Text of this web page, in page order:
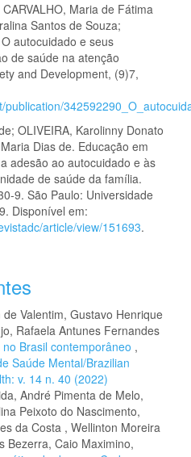
Maria de Fátima
Santos de Souza;
autocuidado e seus
de saúde na atenção
and Development, (9)7,
publication/
OLIVEIRA, Karolinny Donato
Dias de. Educação em
adesão ao autocuidado e às
de saúde da família.
9. São Paulo: Universidade
Disponível em:
article/view/151693.
Valentim, Gustavo Henrique
Rafaela Antunes Fernandes
Brasil contemporâneo ,
Saúde Mental/Brazilian
v. 14 n. 40 (2022)
André Pimenta de Melo,
Peixoto do Nascimento,
da Costa , Wellinton Moreira
Bezerra, Caio Maximino,